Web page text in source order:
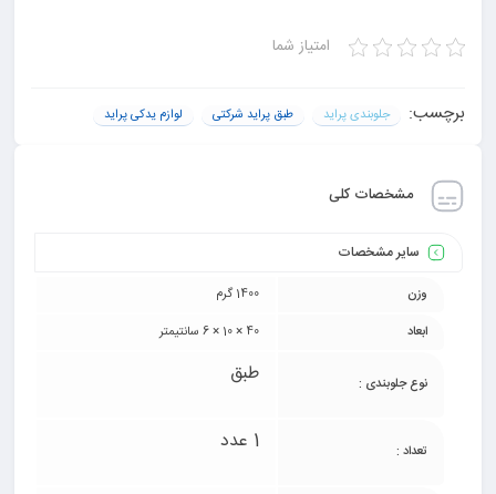
امتیاز شما
برچسب: جلوبندی پراید طبق پراید شرکتی لوازم یدکی پراید
مشخصات کلی
سایر مشخصات
وزن
1400 گرم
ابعاد
40 × 10 × 6 سانتیمتر
نوع جلوبندی : طبق
تعداد : 1 عدد